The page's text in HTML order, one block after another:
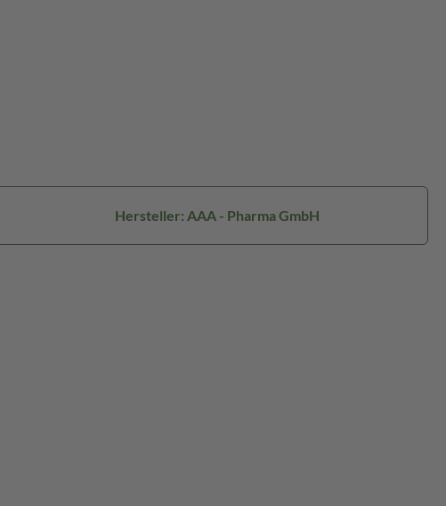
Hersteller: AAA - Pharma GmbH